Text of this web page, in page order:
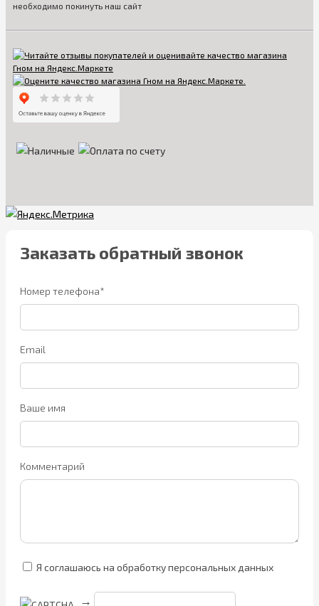
необходимо покинуть наш сайт
Заказать обратный звонок
Номер телефона*
Email
Ваше имя
Комментарий
Я соглашаюсь на обработку персональных данных
→